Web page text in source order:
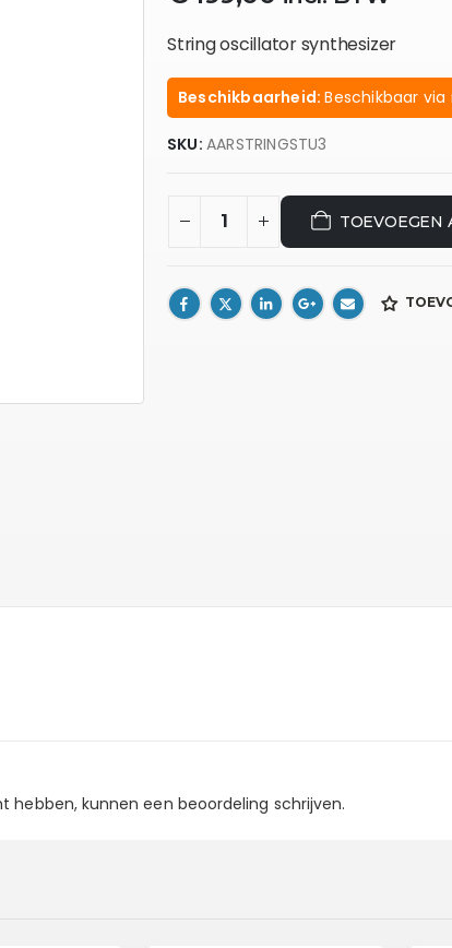
String oscillator synthesizer
Beschikbaarheid:Beschikbaar
SKU: AARSTRINGSTU3
TOEVOEGEN
hebben, kunnen een beoordeling schrijven.